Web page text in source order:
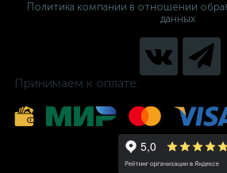
Политика компании в отношении
данных
Принимаем к оплате: